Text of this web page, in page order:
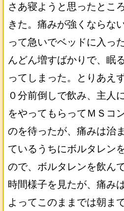
さあ寝ようと思ったとこ
きた。痛みが強くならな
って急いでベッドに入っ
んどん増すばかりで、眠
ってしまった。とりあえ
０分前倒しで飲み、主人
をやってもらってＭＳコ
のを待ったが、痛みは治
ているうちにボルタレン
ので、ボルタレンを飲ん
時間様子を見たが、痛み
よってこのままでは朝ま